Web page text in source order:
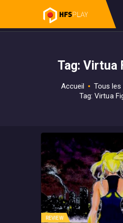
Tag: Virtua
Accueil
Tous
Tag: Virtua
FORUM
BOUTIQUE
REVIEW